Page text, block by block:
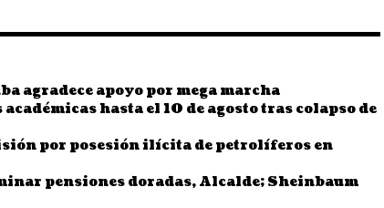
agradece apoyo por mega marcha
hasta el 10 de agosto tras colapso de
por posesión ilícita de petrolíferos en
pensiones doradas, Alcalde; Sheinbaum